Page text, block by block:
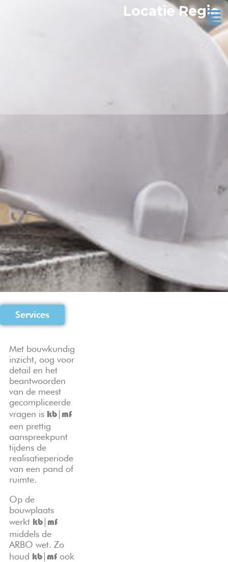
Locatie Regie
Services
Met bouwkundig
inzicht, oog voor
detail en het
beantwoorden
van de meest
gecompliceerde
vragen is kb| mf
een prettig
aanspreekpunt
tijdens de
realisatieperiode
van een pand of
ruimte.
Op de
bouwplaats
werkt kb| mf
middels de
ARBO wet. Zo
houd kb| mfook